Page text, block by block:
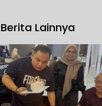
Berita Lainnya